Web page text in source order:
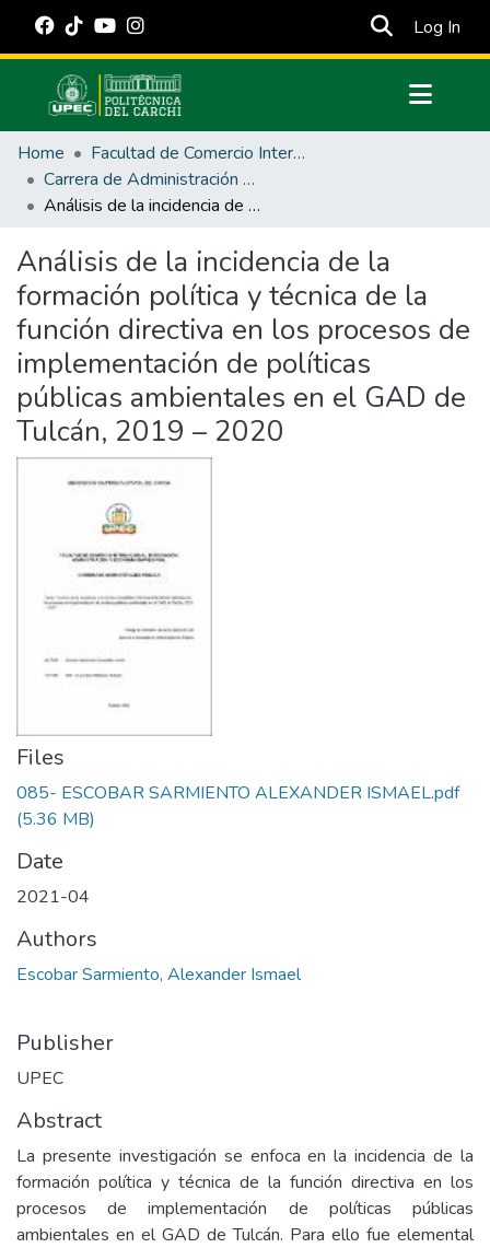
Log In
Communities & Collections
All of DSpace
Statistics
Estadísticas Externas
Manuales
Home
Facultad de Comercio Internacional, Integración, Administración y Economía Empresarial
Carrera de Administración Pública
Análisis de la incidencia de la formación política y técnica de la función directiva en los procesos de implementación de políticas públicas ambientales en el GAD de Tulcán, 2019 – 2020
Análisis de la incidencia de la
formación política y técnica de la
función directiva en los procesos de
implementación de políticas
públicas ambientales en el GAD de
Tulcán, 2019 – 2020
Files
085- ESCOBAR SARMIENTO ALEXANDER ISMAEL.pdf
(5.36 MB)
Date
2021-04
Authors
Escobar Sarmiento, Alexander Ismael
Publisher
UPEC
Abstract
La presente investigación se enfoca en la incidencia de la
formación política y técnica de la función directiva en los
procesos de implementación de políticas públicas
ambientales en el GAD de Tulcán. Para ello fue elemental